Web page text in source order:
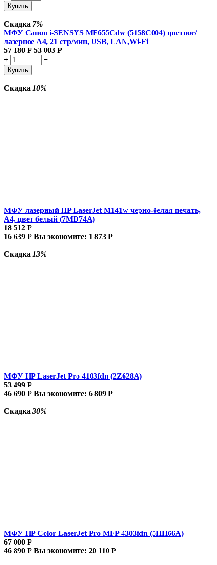
Купить
Скидка 7%
МФУ Canon i-SENSYS MF655Cdw (5158C004) цветное/
лазерное A4, 21 стр/мин, USB, LAN,Wi-Fi
57 180 Р 53 003 Р
+
−
Купить
Скидка 10%
МФУ лазерный HP LaserJet M141w черно-белая печать,
A4, цвет белый (7MD74A)
18 512 Р
16 639 Р Вы экономите: 1 873 Р
Скидка 13%
МФУ HP LaserJet Pro 4103fdn (2Z628A)
53 499 Р
46 690 Р Вы экономите: 6 809 Р
Скидка 30%
МФУ HP Color LaserJet Pro MFP 4303fdn (5HH66A)
67 000 Р
46 890 Р Вы экономите: 20 110 Р